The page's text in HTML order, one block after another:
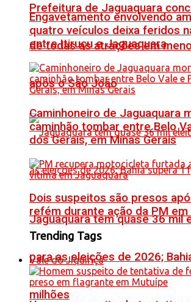
Prefeitura de Jaguaquara
de todas as atrações em
após o São João
Jaguaquara tem quase 36 mil
para as eleições de 2026;
milhões
Engavetamento envolvendo
quatro veículos deixa feridos
entre Itiruçu e Jaguaquara
Caminhoneiro de Jaguaquara
caminhão tombar entre Belo
dos Gerais, em Minas Gerais
Dois suspeitos são presos
refém durante ação da PM em
Trending Tags
Vale do Jiquiriçá